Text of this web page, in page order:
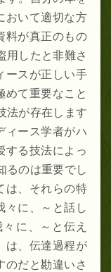
おいて適切な方
料が真正のもの
用したと非難さ
ースが正しい手
めて重要なこと
法が存在します
ィース学者がハ
する技法によっ
るのは重要でし
は、それらの特
々に、～と話し
に、～と伝え
は、伝達過程が
のだと勘違いさ